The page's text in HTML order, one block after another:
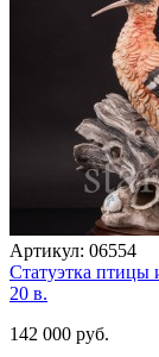
Артикул: 06554
Статуэтка птицы
20 в.
142 000 руб.